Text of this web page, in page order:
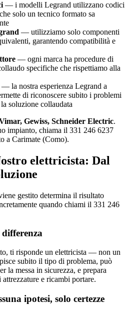
— i modelli Legrand utilizzano codici
solo un tecnico formato sa
— utilizziamo solo componenti
garantendo compatibilità e
— ogni marca ha procedure di
specifiche che rispettiamo alla
— la nostra esperienza Legrand a
di riconoscere subito i problemi
soluzione collaudata
Gewiss, Schneider Electric.
impianto, chiama il 331 246 6237
a Carimate (Como).
elettricista: Dal
gestito determina il risultato
quando chiami il 331 246
ti risponde un elettricista — non un
subito il tipo di problema, può
la messa in sicurezza, e prepara
e ricambi portare.
ipotesi, solo certezze